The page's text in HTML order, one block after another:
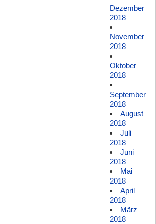
Dezember
2018
November
2018
Oktober
2018
September
2018
August
2018
Juli
2018
Juni
2018
Mai
2018
April
2018
März
2018